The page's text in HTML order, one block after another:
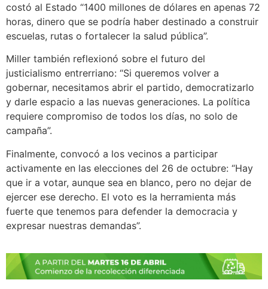
costó al Estado “1400 millones de dólares en apenas 72
horas, dinero que se podría haber destinado a construir
escuelas, rutas o fortalecer la salud pública”.
Miller también reflexionó sobre el futuro del
justicialismo entrerriano: “Si queremos volver a
gobernar, necesitamos abrir el partido, democratizarlo
y darle espacio a las nuevas generaciones. La política
requiere compromiso de todos los días, no solo de
campaña”.
Finalmente, convocó a los vecinos a participar
activamente en las elecciones del 26 de octubre: “Hay
que ir a votar, aunque sea en blanco, pero no dejar de
ejercer ese derecho. El voto es la herramienta más
fuerte que tenemos para defender la democracia y
expresar nuestras demandas”.